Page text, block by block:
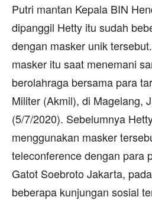
Putri mantan Kepala BIN
dipanggil Hetty itu sudah
dengan masker unik
masker itu saat menemani
berolahraga bersama para
Militer (Akmil), di Magelang,
(5/7/2020). Sebelumnya
menggunakan masker
teleconference dengan para
Gatot Soebroto Jakarta,
beberapa kunjungan sosial